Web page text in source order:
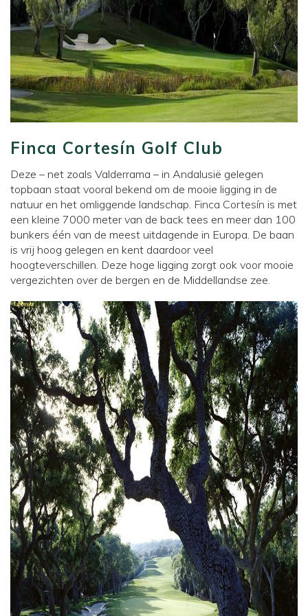
Finca Cortesín Golf Club
Deze – net zoals Valderrama – in Andalusië gelegen
topbaan staat vooral bekend om de mooie ligging in de
natuur en het omliggende landschap. Finca Cortesín is met
een kleine 7000 meter van de back tees en meer dan 100
bunkers één van de meest uitdagende in Europa. De baan
is vrij hoog gelegen en kent daardoor veel
hoogteverschillen. Deze hoge ligging zorgt ook voor mooie
vergezichten over de bergen en de Middellandse zee.